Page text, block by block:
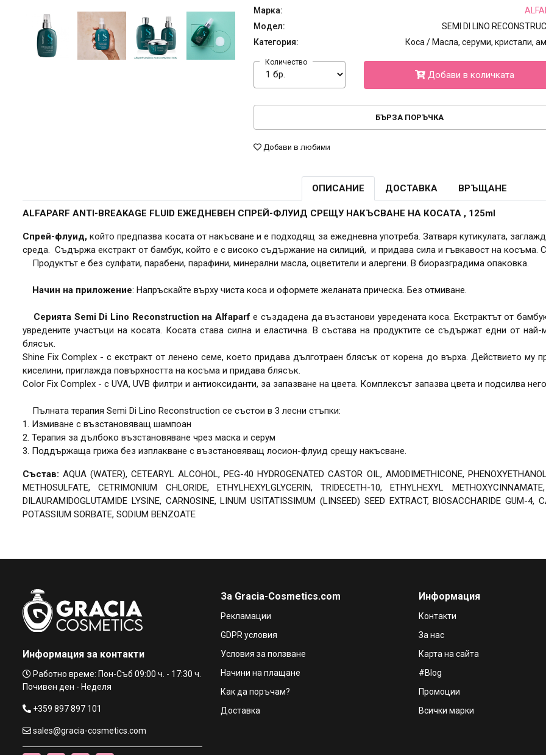
Марка:
Модел:
SEMI DI LINO
Категория:
Коса / Масла, серуми, кристали,
Количество
Добави в количката
БЪРЗА ПОРЪЧКА
Добави в любими
ОПИСАНИЕ ДОСТАВКА ВРЪЩАНЕ
ALFAPARF ANTI-BREAKAGE FLUID ЕЖЕДНЕВЕН СПРЕЙ-ФЛУИД СРЕЩУ НАКЪСВАНЕ НА КОСАТА , 125ml
Спрей-флуид,който предпазва косата от накъсване и е подходящ за ежедневна употреба. Затваря кутикулата,
среда. Съдържа екстракт от бамбук, който е с високо съдържание на силиций, и придава сила и гъвкавост на косъма.
Продуктът е без сулфати, парабени, парафини, минерални масла, оцветители и алергени. В биоразградима опаковка.
Начин на приложение: Напръскайте върху чиста коса и оформете желаната прическа. Без отмиване.
Серията Semi Di Lino Reconstruction на Alfaparf е създадена да възстанови увредената коса. Екстрактът от
увредените участъци на косата. Косата става силна и еластична. В състава на продуктите се съдържат едни от
блясък.
Shine Fix Complex - с екстракт от ленено семе, което придава дълготраен блясък от корена до върха. Действието му
киселини, приглажда повърхността на косъма и придава блясък.
Color Fix Complex - с UVA, UVB филтри и антиоксиданти, за запазване на цвета. Комплексът запазва цвета и подсилва
Пълната терапия Semi Di Lino Reconstruction се състои в 3 лесни стъпки:
1. Измиване с възстановяващ шампоан
2. Терапия за дълбоко възстановяване чрез маска и серум
3. Поддържаща грижа без изплакване с възстановяващ лосион-флуид срещу накъсване.
Състав: AQUA (WATER), CETEARYL ALCOHOL, PEG-40 HYDROGENATED CASTOR OIL, AMODIMETHICONE,
METHOSULFATE, CETRIMONIUM CHLORIDE, ETHYLHEXYLGLYCERIN, TRIDECETH-10, ETHYLHEXYL
DILAURAMIDOGLUTAMIDE LYSINE, CARNOSINE, LINUM USITATISSIMUM (LINSEED) SEED EXTRACT, BIOSACCHARIDE GUM-
POTASSIUM SORBATE, SODIUM BENZOATE
Информация за контакти
Работно време: Пон-Съб 09:00 ч. - 17:30 ч.
Почивен ден - Неделя
+359 897 897 101
sales@gracia-cosmetics.com
За Gracia-Cosmetics.com
Рекламации
GDPR условия
Условия за ползване
Начини на плащане
Как да поръчам?
Доставка
Информация
Контакти
За нас
Карта на сайта
#Blog
Промоции
Всички марки